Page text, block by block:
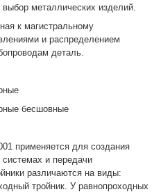
металлических изделий.
к магистральному
и распределением
деталь.
бесшовные
применяется для создания
и передачи
различаются на виды:
тройник. У равнопроходных